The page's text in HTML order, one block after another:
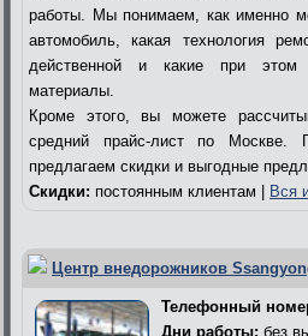
работы. Мы понимаем, как именно
автомобиль, какая технология
действенной и какие при этом
материалы.
Кроме этого, вы можете
средний прайс-лист по Москве.
предлагаем скидки и выгодные
Скидки: постоянным клиентам | Вся
Центр внедорожников
Телефонный
Дни работы: без